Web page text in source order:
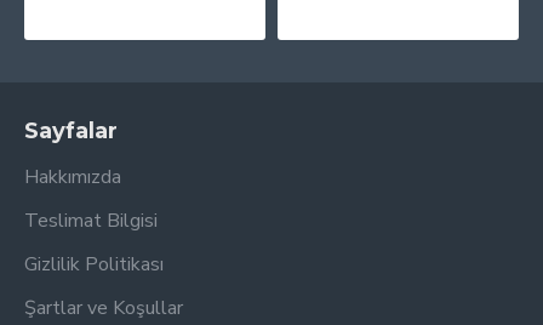
Sayfalar
Hakkımızda
Teslimat Bilgisi
Gizlilik Politikası
Şartlar ve Koşullar